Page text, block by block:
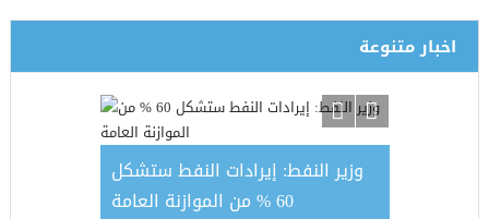
اخبار متنوعة
وزير النفط: إيرادات النفط ستشكل
60 % من الموازنة العامة